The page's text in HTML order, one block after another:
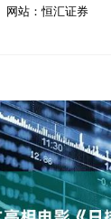
网站：恒汇证券